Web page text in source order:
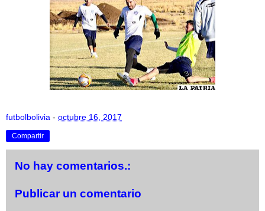
futbolbolivia - octubre 16, 2017
Compartir
No hay comentarios.:
Publicar un comentario